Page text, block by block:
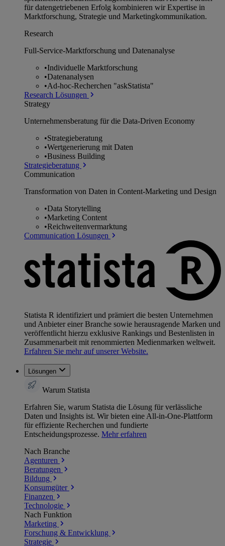
für datengetriebenen Erfolg kombinieren wir Expertise in
Marktforschung, Strategie und Marketingkommunikation.
Research
Full-Service-Marktforschung und Datenanalyse
•Individuelle Marktforschung
•Datenanalysen
•Ad-hoc-Recherchen "askStatista"
Research Lösungen
Strategy
Unternehmens­beratung für die Data-Driven Economy
•Strategieberatung
•Wertgenerierung mit Daten
•Business Building
Strategieberatung
Communication
Transformation von Daten in Content-Marketing und Design
•Data Storytelling
•Marketing Content
•Reichweitenvermarktung
Communication Lösungen
Statista R identifiziert und prämiert die besten Unternehmen
und Anbieter einer Branche sowie herausragende Marken und
veröffentlicht hierzu exklusive Rankings und Bestenlisten in
Zusammenarbeit mit renommierten Medienmarken weltweit.
Erfahren Sie mehr auf unserer Website.
Lösungen
Warum Statista
Erfahren Sie, warum Statista die Lösung für verlässliche
Daten und Insights ist. Wir bieten eine All-in-One-Plattform
für effiziente Recherchen und fundierte
Entscheidungsprozesse. Mehr erfahren
Nach Branche
Agenturen
Beratungen
Bildung
Konsumgüter
Finanzen
Technologie
Nach Funktion
Marketing
Forschung & Entwicklung
Strategie